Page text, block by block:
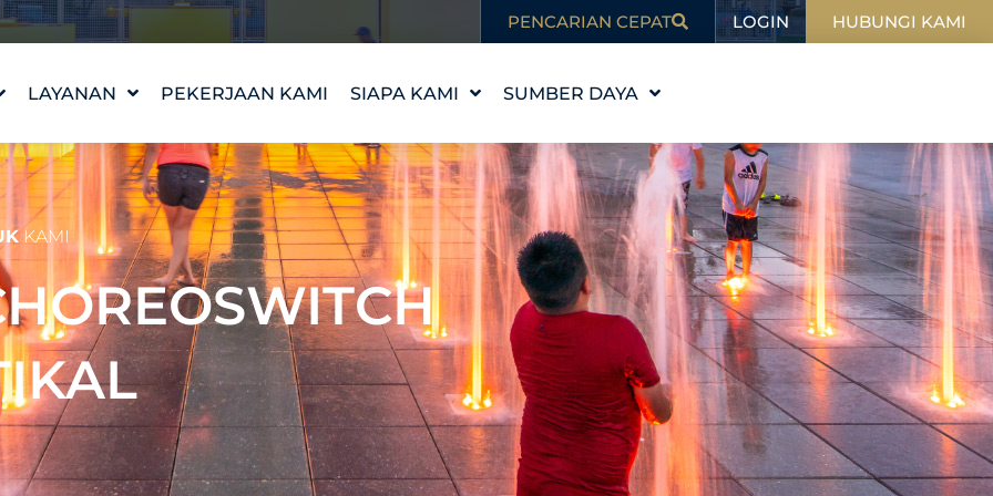
PENCARIAN CEPAT LOGIN HUBUNGI KAMI
LAYANAN
DESAIN FITUR AIR
WATERLAB™
DUKUNGAN PRODUK
DAN TEKNIS
PEKERJAAN KAMI SIAPA KAMI
KISAH KAMI
NILAI-NILAI KAMI
TEMUI TIM
KARIR
SUMBER DAYA
PENDIDIKAN
BLOG
DALAM BERITA
KAMI